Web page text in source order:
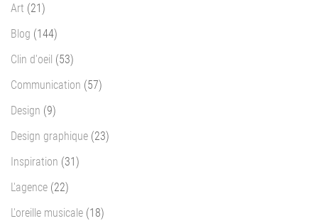
Art (21)
Blog (144)
Clin d'oeil (53)
Communication (57)
Design (9)
Design graphique (23)
Inspiration (31)
L'agence (22)
L'oreille musicale (18)